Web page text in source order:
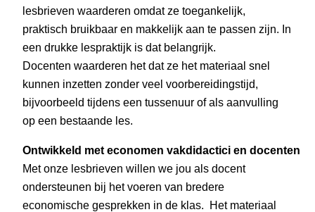
lesbrieven waarderen omdat ze toegankelijk,
praktisch bruikbaar en makkelijk aan te passen zijn. In
een drukke lespraktijk is dat belangrijk.
Docenten waarderen het dat ze het materiaal snel
kunnen inzetten zonder veel voorbereidingstijd,
bijvoorbeeld tijdens een tussenuur of als aanvulling
op een bestaande les.
Ontwikkeld met economen vakdidactici en docenten
Met onze lesbrieven willen we jou als docent
ondersteunen bij het voeren van bredere
economische gesprekken in de klas. Het materiaal